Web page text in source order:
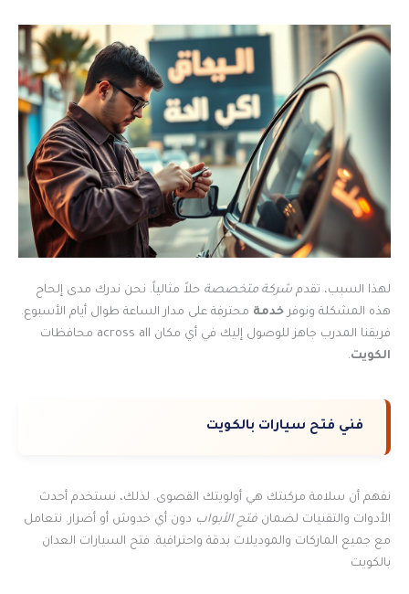
لهذا السبب، تقدم شركة متخصصة حلاً مثالياً. نحن ندرك مدى إلحاح
هذه المشكلة ونوفر خدمة محترفة على مدار الساعة طوال أيام الأسبوع.
فريقنا المدرب جاهز للوصول إليك في أي مكان across all محافظات
الكويت.
فني فتح سيارات بالكويت
نفهم أن سلامة مركبتك هي أولويتك القصوى. لذلك، نستخدم أحدث
الأدوات والتقنيات لضمان فتح الأبواب دون أي خدوش أو أضرار. نتعامل
مع جميع الماركات والموديلات بدقة واحترافية. فتح السيارات العدان
بالكويت